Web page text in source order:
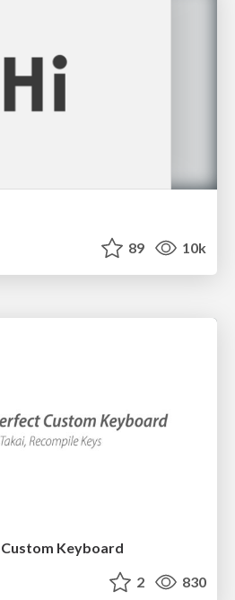
89 10k
Keyboard
2 830